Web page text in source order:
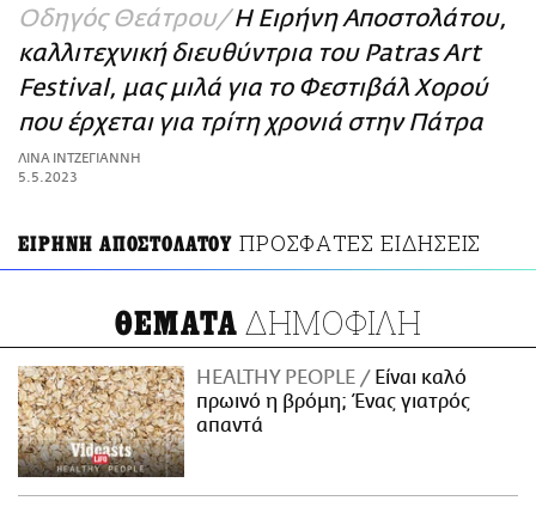
LIFOLAND
CITY GUIDE
ΑΜΠΑ
PRINT
Οδηγός Θεάτρου Η Ειρήνη Αποστολάτου,
καλλιτεχνική διευθύντρια του Patras Art
Festival, μας μιλά για το Φεστιβάλ Χορού
που έρχεται για τρίτη χρονιά στην Πάτρα
ΛΙΝΑ ΙΝΤΖΕΓΙΑΝΝΗ
5.5.2023
ΕΙΡΗΝΗ ΑΠΟΣΤΟΛΑΤΟΥ ΠΡΟΣΦΑΤΕΣ ΕΙΔΗΣΕΙΣ
ΘΕΜΑΤΑ ΔΗΜΟΦΙΛΗ
HEALTHY PEOPLE
Είναι καλό
πρωινό η βρόμη; Ένας γιατρός
απαντά